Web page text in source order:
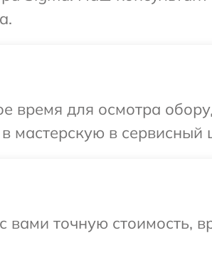
время для осмотра
мастерскую в сервисный
вами точную стоимость,